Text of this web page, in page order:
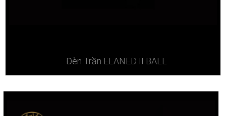
Đèn Trần ELANED II BALL